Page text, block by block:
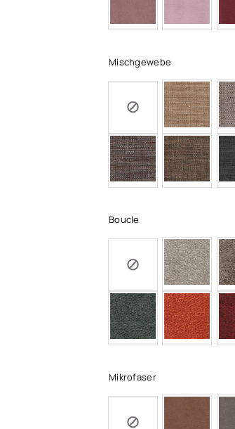
Mischgewebe
Boucle
Mikrofaser